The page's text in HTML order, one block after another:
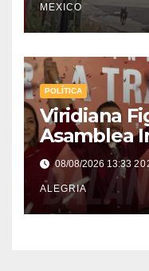
MEXICO
POLÍTICA
Viridiana
Asamblea
Morena en
claro: “Es
08/08/2026 13:33
ALEGRIA